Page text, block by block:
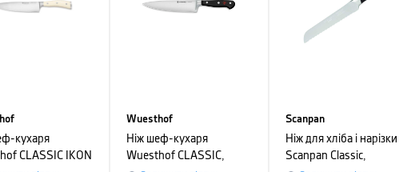
кухаря
CLASSIC IKON
Wuesthof
Ніж шеф-кухаря
Wuesthof CLASSIC,
Scanpan
Ніж для хліба і нарізки
Scanpan Classic,